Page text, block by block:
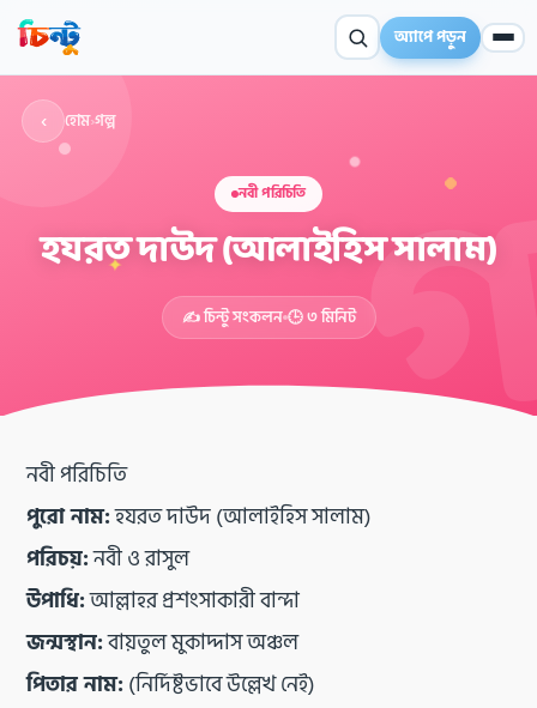
অ্যাপে পড়ুন
✦
‹ হোম›গল্প
নবী পরিচিতি
হযরত দাউদ (আলাইহিস সালাম)
✍️ চিন্টু সংকলন 🕒 ৩ মিনিট
নবী পরিচিতি
পুরো নাম:হযরত দাউদ (আলাইহিস সালাম)
পরিচয়:নবী ও রাসুল
উপাধি:আল্লাহর প্রশংসাকারী বান্দা
জন্মস্থান:বায়তুল মুকাদ্দাস অঞ্চল
পিতার নাম: (নির্দিষ্টভাবে উল্লেখ নেই)